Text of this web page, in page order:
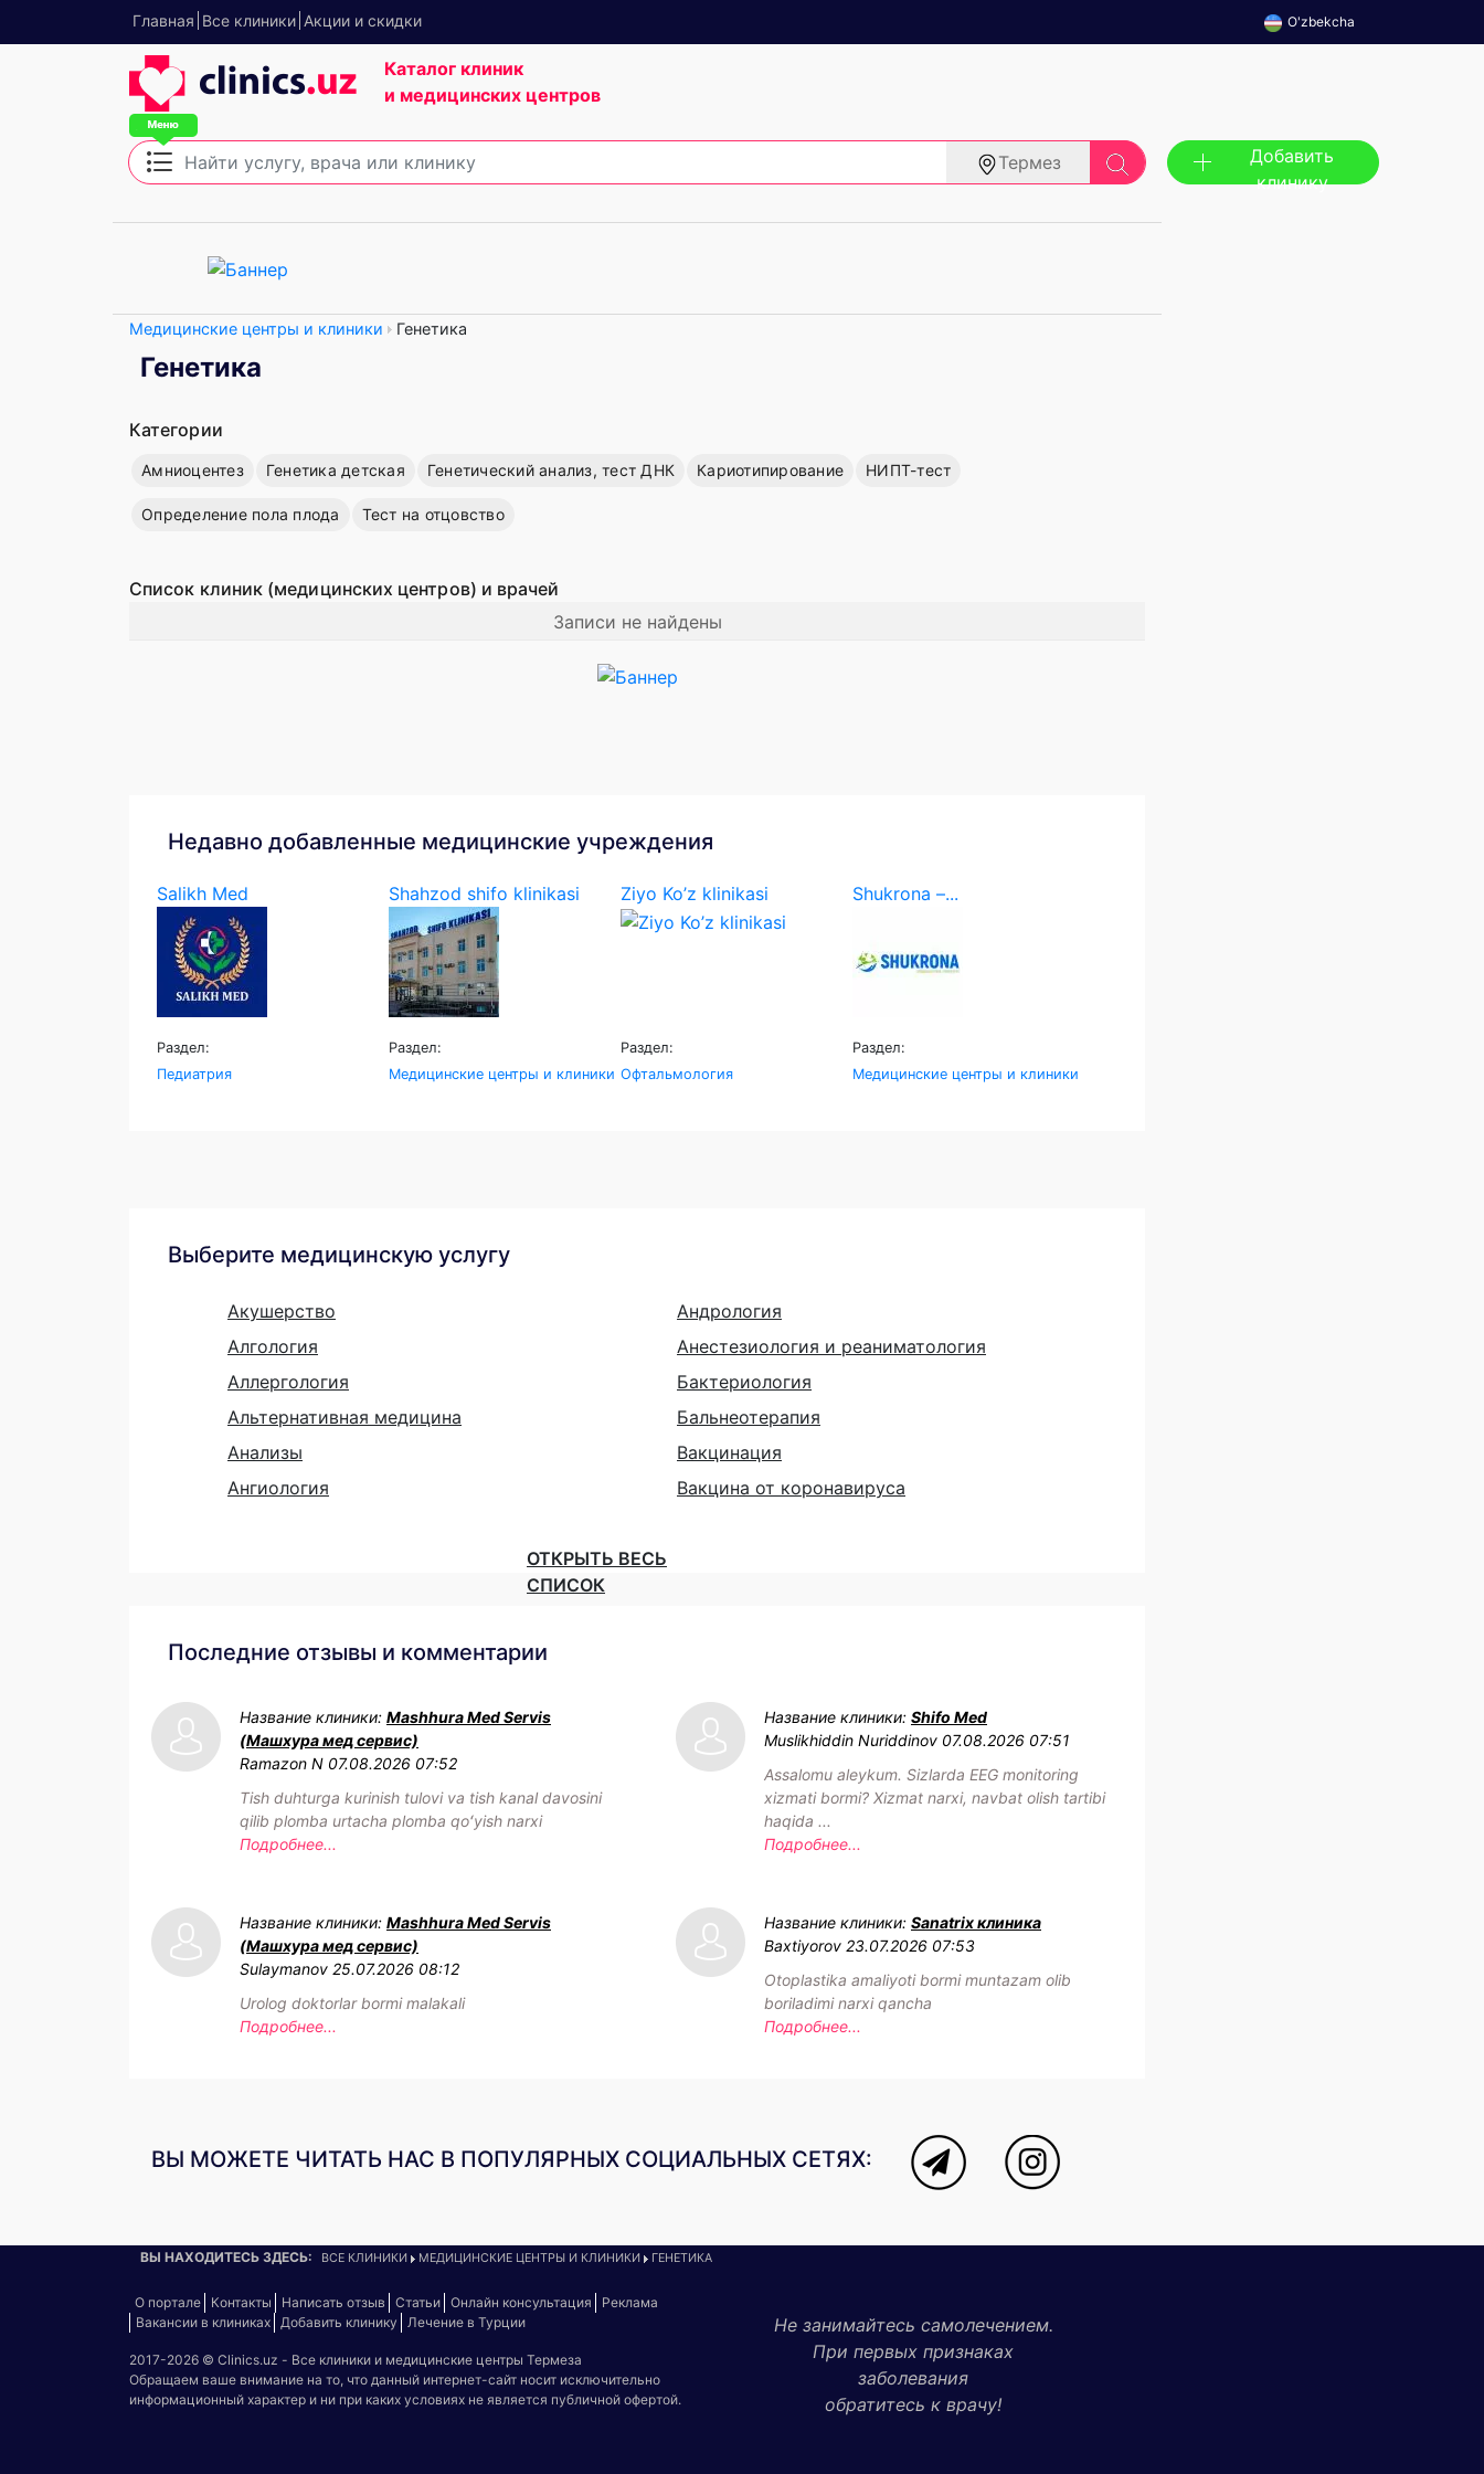
Главная Все клиники Акции и скидки O'zbekcha
Каталог клиник
и медицинских центров
Термез
Добавить
клинику
Медицинские центры и клиники Генетика
Генетика
Категории
Амниоцентез Генетика детская Генетический анализ, тест ДНК Кариотипирование НИПТ-тест
Определение пола плода Тест на отцовство
Список клиник (медицинских центров) и врачей
Записи не найдены
Недавно добавленные медицинские учреждения
Salikh Med
Раздел:
Педиатрия
Shahzod shifo klinikasi
Раздел:
Медицинские центры и клиники
Ziyo Ko’z klinikasi
Раздел:
Офтальмология
Shukrona –...
Раздел:
Медицинские центры и клиники
Выберите медицинскую услугу
Акушерство
Алгология
Аллергология
Альтернативная медицина
Анализы
Ангиология
Андрология
Анестезиология и реаниматология
Бактериология
Бальнеотерапия
Вакцинация
Вакцина от коронавируса
ОТКРЫТЬ ВЕСЬ
СПИСОК
Последние отзывы и комментарии
Название клиники: Mashhura Med Servis
(Машхура мед сервис)
Ramazon N 07.08.2026 07:52
Tish duhturga kurinish tulovi va tish kanal davosini
qilib plomba urtacha plomba qoʻyish narxi
Подробнее...
Название клиники: Shifo Med
Muslikhiddin Nuriddinov 07.08.2026 07:51
Assalomu aleykum. Sizlarda EEG monitoring
xizmati bormi? Xizmat narxi, navbat olish tartibi
haqida ...
Подробнее...
Название клиники: Mashhura Med Servis
(Машхура мед сервис)
Sulaymanov 25.07.2026 08:12
Urolog doktorlar bormi malakali
Подробнее...
Название клиники: Sanatrix клиника
Baxtiyorov 23.07.2026 07:53
Otoplastika amaliyoti bormi muntazam olib
boriladimi narxi qancha
Подробнее...
ВЫ МОЖЕТЕ ЧИТАТЬ НАС В ПОПУЛЯРНЫХ СОЦИАЛЬНЫХ СЕТЯХ:
ВЫ НАХОДИТЕСЬ ЗДЕСЬ: ВСЕ КЛИНИКИ МЕДИЦИНСКИЕ ЦЕНТРЫ И КЛИНИКИ ГЕНЕТИКА
О портале Контакты Написать отзыв Статьи Онлайн консультация
Реклама
Вакансии в клиниках Добавить клинику Лечение в Турции
2017-2026 © Clinics.uz - Все клиники и медицинские центры Термеза
Обращаем ваше внимание на то, что данный интернет-сайт носит исключительно
информационный характер и ни при каких условиях не является публичной офертой.
Не занимайтесь самолечением.
При первых признаках
заболевания
обратитесь к врачу!